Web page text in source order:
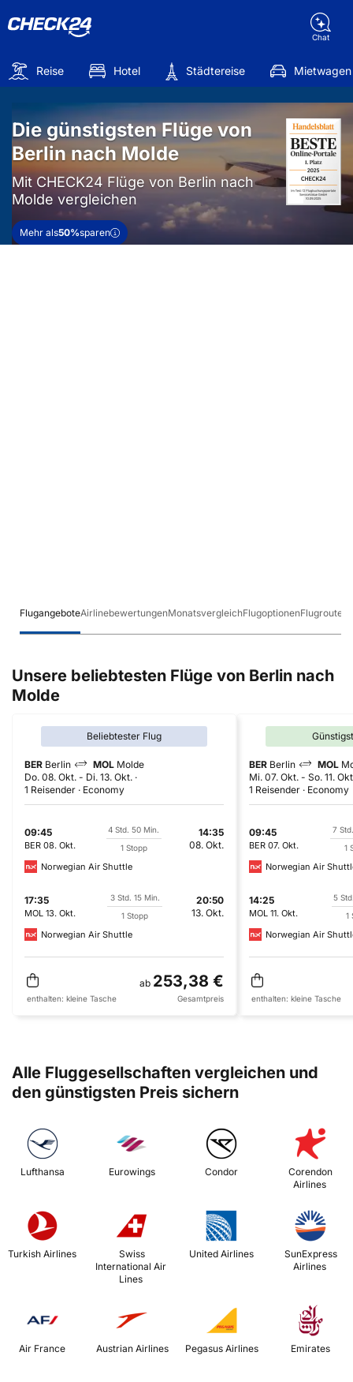
Chat
Reise Hotel Städtereise Mietwagen
Die günstigsten Flüge von
Berlin nach Molde
Mit CHECK24 Flüge von Berlin nach
Molde vergleichen
Mehr als50%sparen
FlugangeboteAirlinebewertungenMonatsvergleichFlugoptionenFlugrouten
Unsere beliebtesten Flüge von Berlin nach
Molde
Beliebtester Flug
BER Berlin MOL Molde
Do. 08. Okt. - Di. 13. Okt.
1 Reisender
Economy
09:45
BER 08. Okt.
4 Std. 50 Min.
1 Stopp
14:35
08. Okt.
Norwegian Air Shuttle
17:35
MOL 13. Okt.
3 Std. 15 Min.
1 Stopp
20:50
13. Okt.
Norwegian Air Shuttle
ab 253,38 €
enthalten: kleine Tasche Gesamtpreis
BER Berlin MOL
Mi. 07. Okt. - So. 11.
1 Reisender
Economy
09:45
BER 07. Okt.
7
1
Norwegian Air
14:25
MOL 11. Okt.
5
1
Norwegian Air
enthalten: kleine Tasche
Alle Fluggesellschaften vergleichen und
den günstigsten Preis sichern
Lufthansa Eurowings Condor
Corendon
Airlines
Turkish Airlines
International Air
Lines
United Airlines
Airlines
Air France Austrian Airlines Emirates